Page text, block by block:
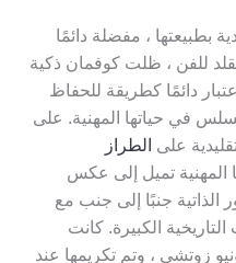
بطبيعتها ، مفضلة دائمًا
للفن ، ظلت كوفمان ذكية
دائمًا كطريقة للحفاظ
في حياتها المهنية. على
على الطراز
المهنية تميل إلى عكس
الذاتية جنبًا إلى جنب مع
الكبيرة. كانت
زوتشي ، وتم تكريمها عند